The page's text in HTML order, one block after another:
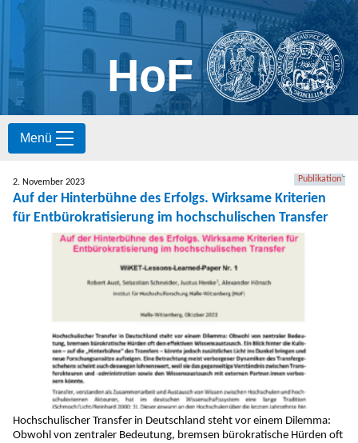
HoF
Menü
2. November 2023 Publikation
Auf der Hinterbühne des Erfolgs. Wirksame Kriterien
für Entbürokratisierung im hochschulischen Transfer
Hochschulischer Transfer in Deutschland steht vor einem Dilemma:
Obwohl von zentraler Bedeutung, bremsen bürokratische Hürden oft